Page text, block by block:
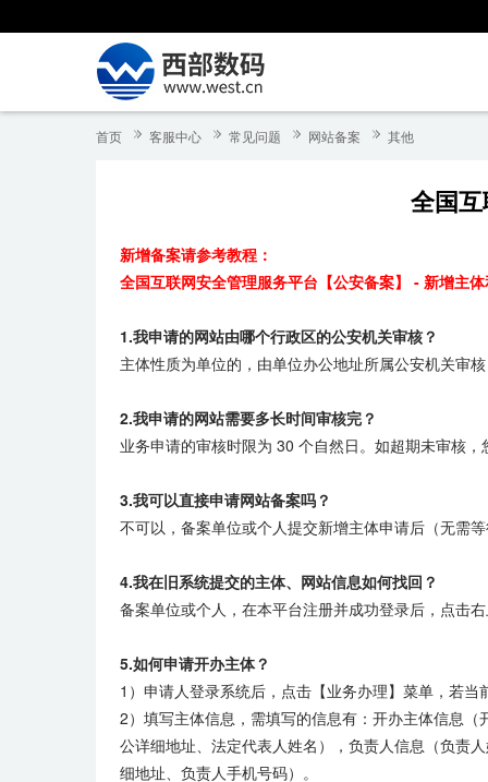
首页 客服中心 常见问题 网站备案 其他
全国
新增备案请参考教程：
全国互联网安全管理服务平台【公安备案】 - 新增主
1.我申请的网站由哪个行政区的公安机关审核？
主体性质为单位的，由单位办公地址所属公安机关审
2.我申请的网站需要多长时间审核完？
业务申请的审核时限为 30 个自然日。如超期未审核
3.我可以直接申请网站备案吗？
不可以，备案单位或个人提交新增主体申请后（无需
4.我在旧系统提交的主体、网站信息如何找回？
备案单位或个人，在本平台注册并成功登录后，点击
5.如何申请开办主体？
1）申请人登录系统后，点击【业务办理】菜单，若
2）填写主体信息，需填写的信息有：开办主体信息
公详细地址、法定代表人姓名），负责人信息（负责
细地址、负责人手机号码）。